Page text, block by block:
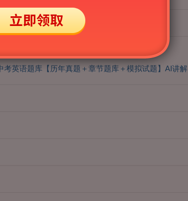
考英语题库【历年真题＋章节题库＋模拟试题】AI讲解